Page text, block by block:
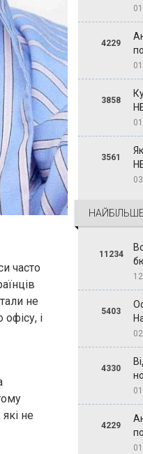
часто
не
і
не
4229
3858
3561
11234
5403
4330
4229